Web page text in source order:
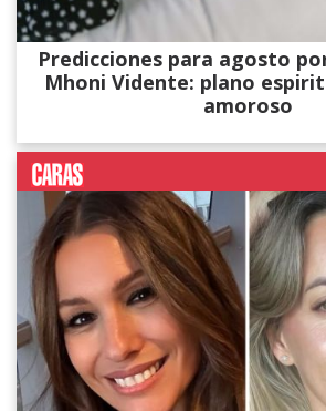
Predicciones para agosto
Mhoni Vidente: plano
amoroso